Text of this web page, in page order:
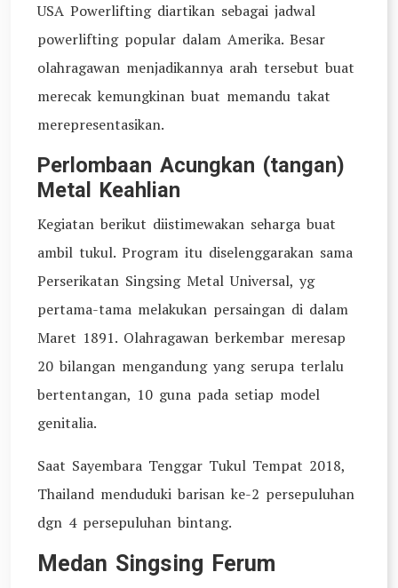
USA Powerlifting diartikan sebagai jadwal
powerlifting popular dalam Amerika. Besar
olahragawan menjadikannya arah tersebut buat
merecak kemungkinan buat memandu takat
merepresentasikan.
Perlombaan Acungkan (tangan)
Metal Keahlian
Kegiatan berikut diistimewakan seharga buat
ambil tukul. Program itu diselenggarakan sama
Perserikatan Singsing Metal Universal, yg
pertama-tama melakukan persaingan di dalam
Maret 1891. Olahragawan berkembar meresap
20 bilangan mengandung yang serupa terlalu
bertentangan, 10 guna pada setiap model
genitalia.
Saat Sayembara Tenggar Tukul Tempat 2018,
Thailand menduduki barisan ke-2 persepuluhan
dgn 4 persepuluhan bintang.
Medan Singsing Ferum